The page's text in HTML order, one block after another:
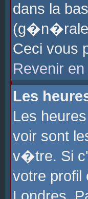
dans la
Ceci vous
Revenir
Les
Les
voir sont
v�tre. Si
votre profil